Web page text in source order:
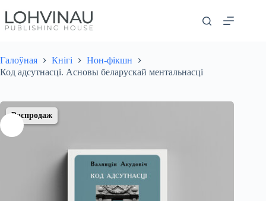
да
змесціва
Галоўная Кнігі
Нон-фікшн
Код адсутнасці. Асновы беларускай ментальнасці
Распродаж